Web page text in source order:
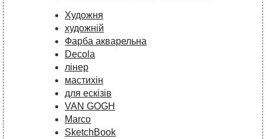
Художня
художній
Фарба акварельна
Decola
лінер
мастихін
для ескізів
VAN GOGH
Marco
SketchBook